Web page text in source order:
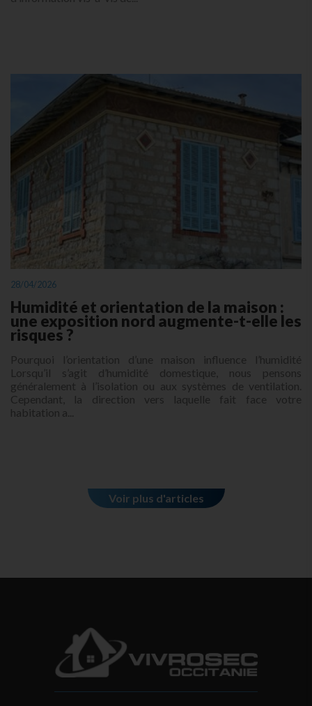
28/04/2026
Humidité et orientation de la maison :
une exposition nord augmente-t-elle les
risques ?
Pourquoi l’orientation d’une maison influence l’humidité
Lorsqu’il s’agit d’humidité domestique, nous pensons
généralement à l’isolation ou aux systèmes de ventilation.
Cependant, la direction vers laquelle fait face votre
habitation a...
Voir plus d'articles